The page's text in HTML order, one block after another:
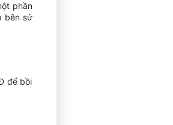
phần
bên sử
để bồi